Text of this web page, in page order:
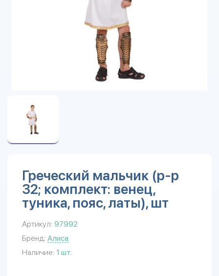
Греческий мальчик (р-р
32; комплект: венец,
туника, пояс, латы), шт
Артикул: 97992
Бренд: Алиса
Наличие: 1 шт.